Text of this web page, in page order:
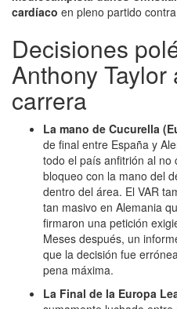
cardíaco en pleno partido
Decisiones
Anthony
carrera
La mano de Cucurella
de final entre España y
todo el país anfitrión al no
bloqueo con la mano del
dentro del área. El VAR
tan masivo en Alemania
firmaron una petición
Meses después, un
que la decisión fue
pena máxima.
La Final de la Europa